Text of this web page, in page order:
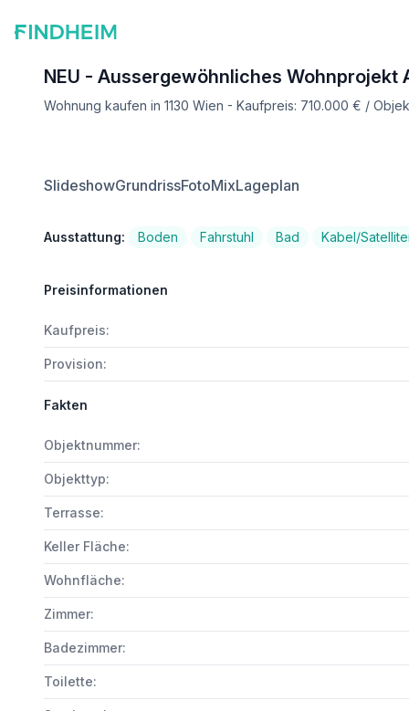
NEU - Aussergewöhnliches Wohnprojekt
Wohnung kaufen in 1130 Wien - Kaufpreis: 710.000 € /
SlideshowGrundrissFotoMixLageplan
Ausstattung: Boden Fahrstuhl Bad Kabel/
Preisinformationen
Kaufpreis:
Provision:
Fakten
Objektnummer:
Objekttyp:
Terrasse:
Keller Fläche:
Wohnfläche:
Zimmer:
Badezimmer:
Toilette: